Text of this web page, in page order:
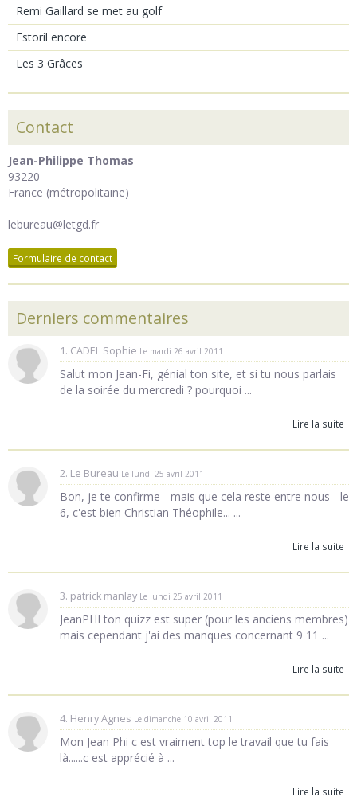
Remi Gaillard se met au golf
Estoril encore
Les 3 Grâces
Contact
Jean-Philippe Thomas
93220
France (métropolitaine)
lebureau@letgd.fr
Formulaire de contact
Derniers commentaires
1. CADEL Sophie Le mardi 26 avril 2011
Salut mon Jean-Fi, génial ton site, et si tu nous parlais
de la soirée du mercredi ? pourquoi ...
Lire la suite
2. Le Bureau Le lundi 25 avril 2011
Bon, je te confirme - mais que cela reste entre nous - le
6, c'est bien Christian Théophile... ...
Lire la suite
3. patrick manlay Le lundi 25 avril 2011
JeanPHI ton quizz est super (pour les anciens membres)
mais cependant j'ai des manques concernant 9 11 ...
Lire la suite
4. Henry Agnes Le dimanche 10 avril 2011
Mon Jean Phi c est vraiment top le travail que tu fais
là......c est apprécié à ...
Lire la suite